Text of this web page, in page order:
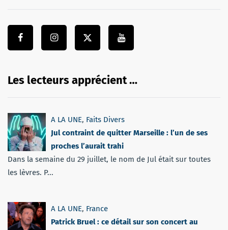
Les lecteurs apprécient …
A LA UNE, Faits Divers
Jul contraint de quitter Marseille : l’un de ses
proches l’aurait trahi
Dans la semaine du 29 juillet, le nom de Jul était sur toutes
les lèvres. P...
A LA UNE, France
Patrick Bruel : ce détail sur son concert au